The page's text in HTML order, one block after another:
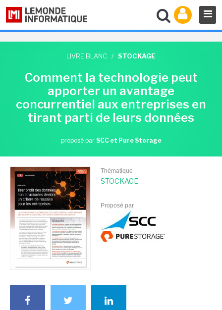
LIVRE BLANC / STOCKAGE
Comment la technologie peut
apporter un avantage
concurrentiel aux entreprises en
tirant parti de leurs données
proposé par SCC et Pure Storage
Thématique
STOCKAGE
Proposé par